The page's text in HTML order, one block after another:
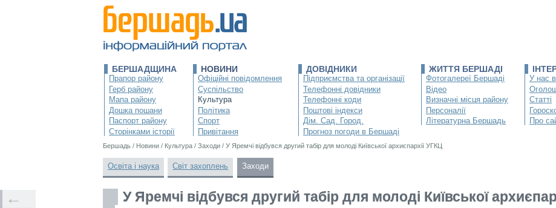
БЕРШАДЩИНА
Прапор району
Герб району
Мапа району
Дошка пошани
Паспорт району
Сторінками історії
НОВИНИ
Офіційні повідомлення
Суспільство
Культура
Політика
Спорт
Привітання
ДОВІДНИКИ
Підприємства та організації
Телефонні довідники
Телефонні коди
Поштові індекси
Дім. Сад. Город.
Прогноз погоди в Бершаді
ЖИТТЯ БЕРШАДІ
Фотогалереї Бершаді
Відео
Визначні місця району
Персоналії
Літературна Бершадь
У нас
Статті
Про
Бершадь / Новини / Культура / Заходи / У Яремчі відбувся другий табір для молоді Київської архиєпархії УГКЦ
Освіта і наука Світ захоплень Заходи
У Яремчі відбувся другий табір для молоді Київської
←